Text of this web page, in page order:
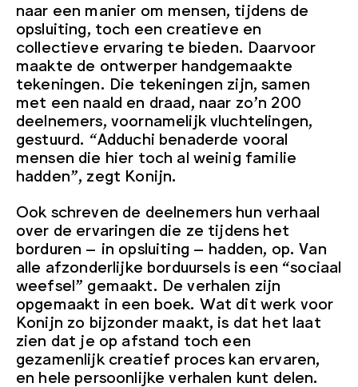
naar een manier om mensen, tijdens de
opsluiting, toch een creatieve en
collectieve ervaring te bieden. Daarvoor
maakte de ontwerper handgemaakte
tekeningen. Die tekeningen zijn, samen
met een naald en draad, naar zo’n 200
deelnemers, voornamelijk vluchtelingen,
gestuurd. “Adduchi benaderde vooral
mensen die hier toch al weinig familie
hadden”, zegt Konijn.
Ook schreven de deelnemers hun verhaal
over de ervaringen die ze tijdens het
borduren – in opsluiting – hadden, op. Van
alle afzonderlijke borduursels is een “sociaal
weefsel” gemaakt. De verhalen zijn
opgemaakt in een boek. Wat dit werk voor
Konijn zo bijzonder maakt, is dat het laat
zien dat je op afstand toch een
gezamenlijk creatief proces kan ervaren,
en hele persoonlijke verhalen kunt delen.